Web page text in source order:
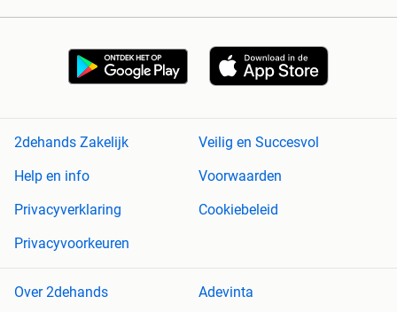
2dehands Zakelijk
Veilig en Succesvol
Help en info
Voorwaarden
Privacyverklaring
Cookiebeleid
Privacyvoorkeuren
Over 2dehands Adevinta